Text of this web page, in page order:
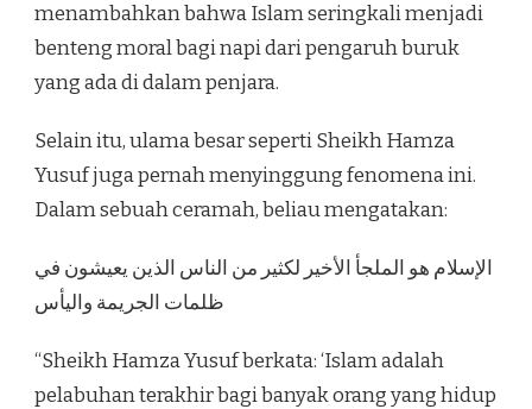
menambahkan bahwa Islam seringkali menjadi
benteng moral bagi napi dari pengaruh buruk
yang ada di dalam penjara.
Selain itu, ulama besar seperti Sheikh Hamza
Yusuf juga pernah menyinggung fenomena ini.
Dalam sebuah ceramah, beliau mengatakan:
الإسلام هو الملجأ الأخير لكثير من الناس الذين يعيشون في
ظلمات الجريمة واليأس
“Sheikh Hamza Yusuf berkata: ‘Islam adalah
pelabuhan terakhir bagi banyak orang yang hidup